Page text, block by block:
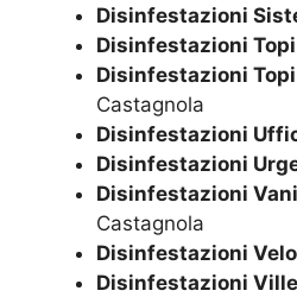
Disinfestazioni
Disinfestazioni
Disinfestazioni
Castagnola
Disinfestazioni
Disinfestazioni
Disinfestazioni
Castagnola
Disinfestazioni
Disinfestazioni Ville